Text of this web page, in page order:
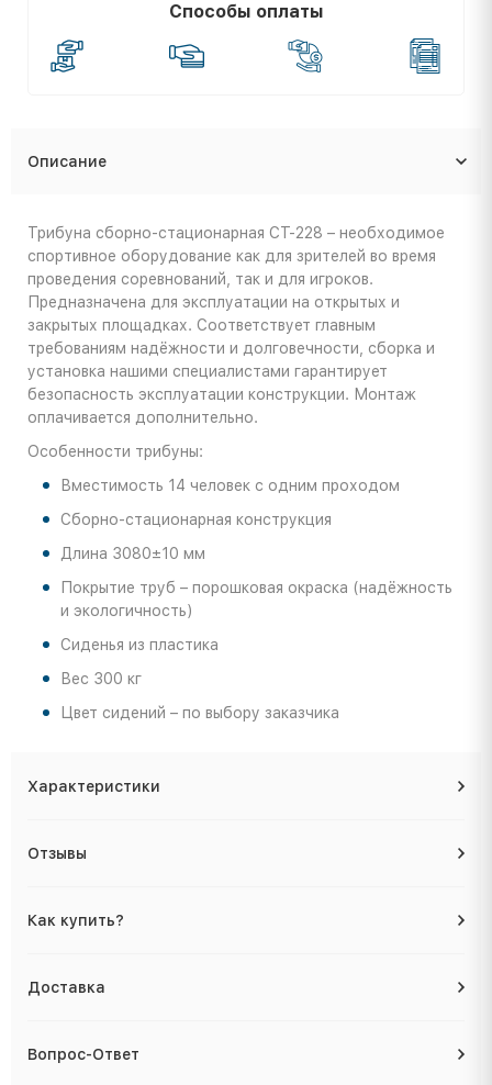
Способы оплаты
Описание
Трибуна сборно-стационарная СТ-228 – необходимое
спортивное оборудование как для зрителей во время
проведения соревнований, так и для игроков.
Предназначена для эксплуатации на открытых и
закрытых площадках. Соответствует главным
требованиям надёжности и долговечности, сборка и
установка нашими специалистами гарантирует
безопасность эксплуатации конструкции. Монтаж
оплачивается дополнительно.
Особенности трибуны:
Вместимость 14 человек с одним проходом
Сборно-стационарная конструкция
Длина 3080±10 мм
Покрытие труб – порошковая окраска (надёжность
и экологичность)
Сиденья из пластика
Вес 300 кг
Цвет сидений – по выбору заказчика
Характеристики
Отзывы
Как купить?
Доставка
Вопрос-Ответ